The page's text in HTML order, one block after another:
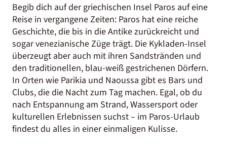
Begib dich auf der griechischen Insel Paros auf eine
Reise in vergangene Zeiten: Paros hat eine reiche
Geschichte, die bis in die Antike zurückreicht und
sogar venezianische Züge trägt. Die Kykladen-Insel
überzeugt aber auch mit ihren Sandstränden und
den traditionellen, blau-weiß gestrichenen Dörfern.
In Orten wie Parikia und Naoussa gibt es Bars und
Clubs, die die Nacht zum Tag machen. Egal, ob du
nach Entspannung am Strand, Wassersport oder
kulturellen Erlebnissen suchst – im Paros-Urlaub
findest du alles in einer einmaligen Kulisse.